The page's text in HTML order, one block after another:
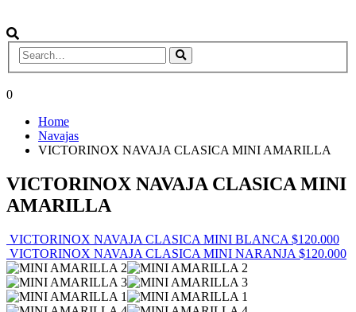
0
Home
Navajas
VICTORINOX NAVAJA CLASICA MINI AMARILLA
VICTORINOX NAVAJA CLASICA MINI
AMARILLA
VICTORINOX NAVAJA CLASICA MINI BLANCA $120.000
VICTORINOX NAVAJA CLASICA MINI NARANJA $120.000